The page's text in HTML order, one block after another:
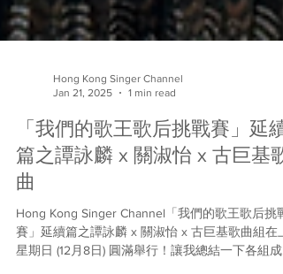
Hong Kong Singer Channel
Jan 21, 2025
1 min read
「我們的歌王歌后挑戰賽」延續
篇之譚詠麟 x 關淑怡 x 古巨基歌
曲
Hong Kong Singer Channel「我們的歌王歌后挑戰
賽」延續篇之譚詠麟 x 關淑怡 x 古巨基歌曲組在上